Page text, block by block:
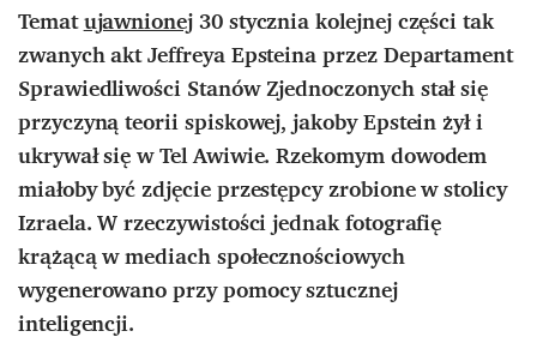
Tematujawnionej30 stycznia kolejnej części tak
zwanych akt Jeffreya Epsteina przez Departament
Sprawiedliwości Stanów Zjednoczonych stał się
przyczyną teorii spiskowej, jakoby Epstein żył i
ukrywał się w Tel Awiwie. Rzekomym dowodem
miałoby być zdjęcie przestępcy zrobione w stolicy
Izraela. W rzeczywistości jednak fotografię
krążącą w mediach społecznościowych
wygenerowano przy pomocy sztucznej
inteligencji.